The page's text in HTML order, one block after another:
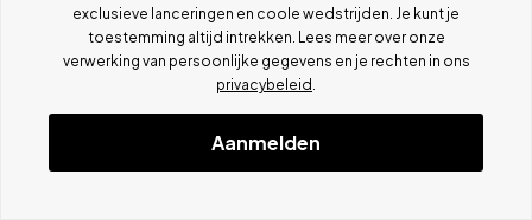
exclusieve lanceringen en coole wedstrijden. Je kunt je
toestemming altijd intrekken. Lees meer over onze
verwerking van persoonlijke gegevens en je rechten in ons
privacybeleid
Aanmelden